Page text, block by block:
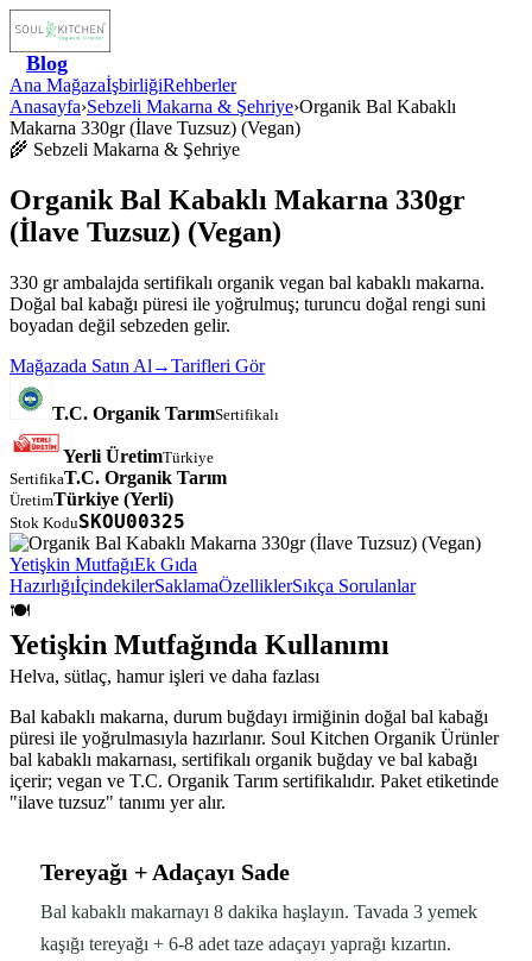
Blog
Ana MağazaİşbirliğiRehberler
Anasayfa›Sebzeli Makarna & Şehriye›Organik Bal Kabaklı
Makarna 330gr (İlave Tuzsuz) (Vegan)
🌾 Sebzeli Makarna & Şehriye
Organik Bal Kabaklı Makarna 330gr
(İlave Tuzsuz) (Vegan)
330 gr ambalajda sertifikalı organik vegan bal kabaklı makarna.
Doğal bal kabağı püresi ile yoğrulmuş; turuncu doğal rengi suni
boyadan değil sebzeden gelir.
Mağazada Satın Al →Tarifleri Gör
T.C. Organik TarımSertifikalı
Yerli ÜretimTürkiye
SertifikaT.C. Organik Tarım
ÜretimTürkiye (Yerli)
Stok KoduSKOU00325
Yetişkin MutfağıEk Gıda
HazırlığıİçindekilerSaklamaÖzelliklerSıkça Sorulanlar
🍽️
Yetişkin Mutfağında Kullanımı
Helva, sütlaç, hamur işleri ve daha fazlası
Bal kabaklı makarna, durum buğdayı irmiğinin doğal bal kabağı
püresi ile yoğrulmasıyla hazırlanır. Soul Kitchen Organik Ürünler
bal kabaklı makarnası, sertifikalı organik buğday ve bal kabağı
içerir; vegan ve T.C. Organik Tarım sertifikalıdır. Paket etiketinde
"ilave tuzsuz" tanımı yer alır.
Tereyağı + Adaçayı Sade
Bal kabaklı makarnayı 8 dakika haşlayın. Tavada 3 yemek
kaşığı tereyağı + 6-8 adet taze adaçayı yaprağı kızartın.